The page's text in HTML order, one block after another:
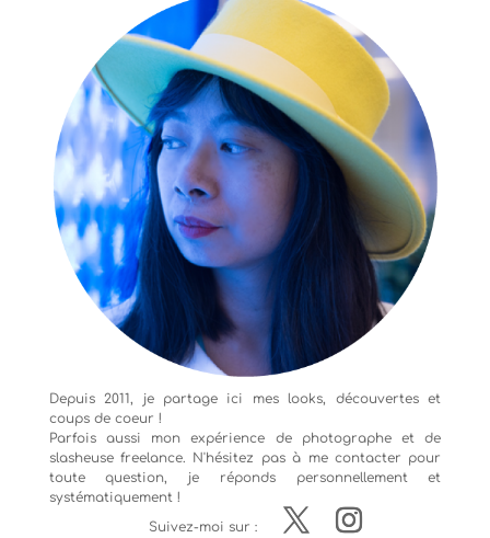
Depuis 2011, je partage ici mes looks, découvertes et
coups de coeur !
Parfois aussi mon expérience de photographeet de
slasheuse freelance. N'hésitez pas à me contacter pour
toute question, je réponds personnellement et
systématiquement !
Suivez-moi sur :